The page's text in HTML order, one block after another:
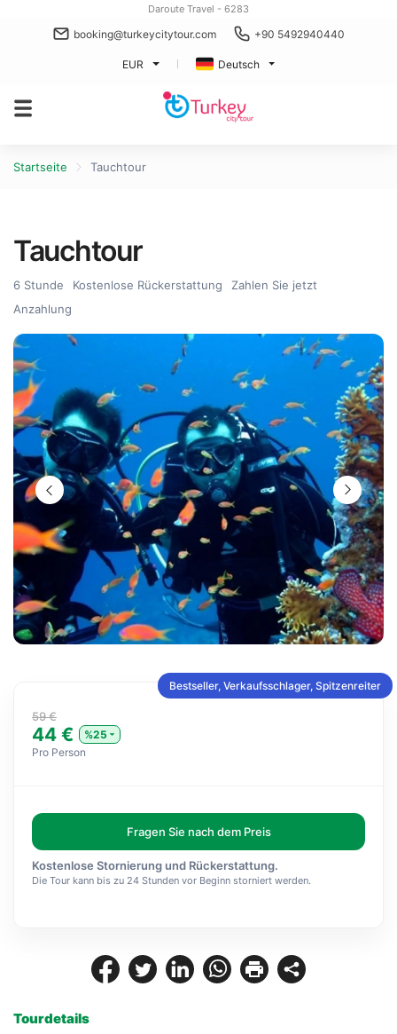
Daroute Travel - 6283
booking@turkeycitytour.com +90 5492940440
EUR Deutsch
Startseite Tauchtour
Tourdetails
Tauchtour
6 Stunde Kostenlose Rückerstattung
Zahlen Sie jetzt
Anzahlung
Bestseller, Verkaufsschlager, Spitzenreiter
59 €
44 €
%25
Pro Person
Fragen Sie nach dem Preis
Kostenlose Stornierung und Rückerstattung.
Die Tour kann bis zu 24 Stunden vor Beginn storniert werden.